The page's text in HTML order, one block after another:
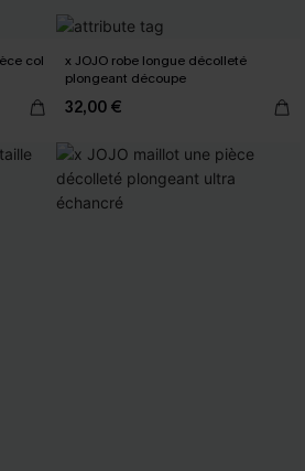
col
x JOJO robe longue décolleté
plongeant découpe
32,00 €